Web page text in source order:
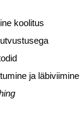
koolitus
ja läbiviimine